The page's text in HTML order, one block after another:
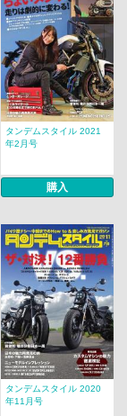
タンデムスタイル 2021
年2月号
購入
タンデムスタイル 2020
年11月号